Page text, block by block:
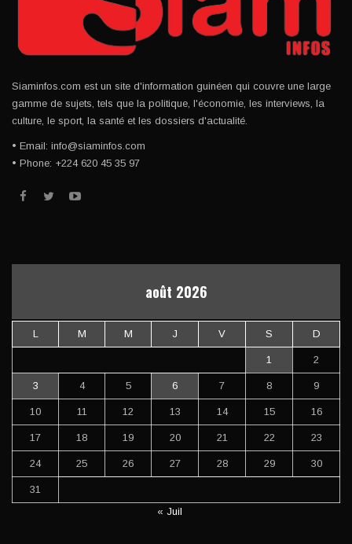
Siaminfos.com est un site d'information guinéen qui couvre une large
gamme de sujets, tels que la politique, l'économie, les interviews, la
culture, le sport, la santé et les dossiers d'actualité.
• Email: info@siaminfos.com
• Phone: +224 620 45 35 97
août 2026
L M M J V S D
1 2
3 4 5 6 7 8 9
10 11 12 13 14 15 16
17 18 19 20 21 22 23
24 25 26 27 28 29 30
31
« Juil